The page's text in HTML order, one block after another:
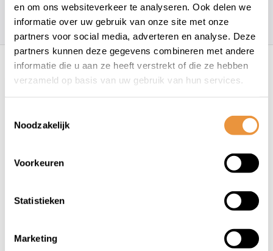
en om ons websiteverkeer te analyseren. Ook delen we
informatie over uw gebruik van onze site met onze
partners voor social media, adverteren en analyse. Deze
partners kunnen deze gegevens combineren met andere
informatie die u aan ze heeft verstrekt of die ze hebben
verzameld op basis van uw gebruik van hun services.
Noodzakelijk
Voorkeuren
Statistieken
Marketing
157 klanten geven een 4.7 /5 op
Recent bekeken
Achterlicht iGSPORT Radar
Op voorraad